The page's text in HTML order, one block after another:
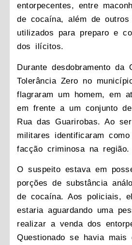
entorpecentes, entre
de cocaína, além de outros
utilizados para preparo e
dos ilícitos.
Durante desdobramento da
Tolerância Zero no
flagraram um homem, em
em frente a um conjunto
Rua das Guarirobas. Ao
militares identificaram
facção criminosa na região.
O suspeito estava em
porções de substância
de cocaína. Aos policiais,
estaria aguardando uma
realizar a venda dos
Questionado se havia mais